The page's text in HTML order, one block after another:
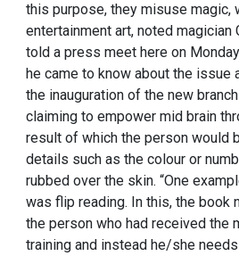
this purpose, they misuse magic,
entertainment art, noted magician
told a press meet here on
he came to know about the
the inauguration of the new
claiming to empower mid brain
result of which the person would
details such as the colour or
rubbed over the skin. “One
was flip reading. In this, the book
the person who had received the
training and instead he/she